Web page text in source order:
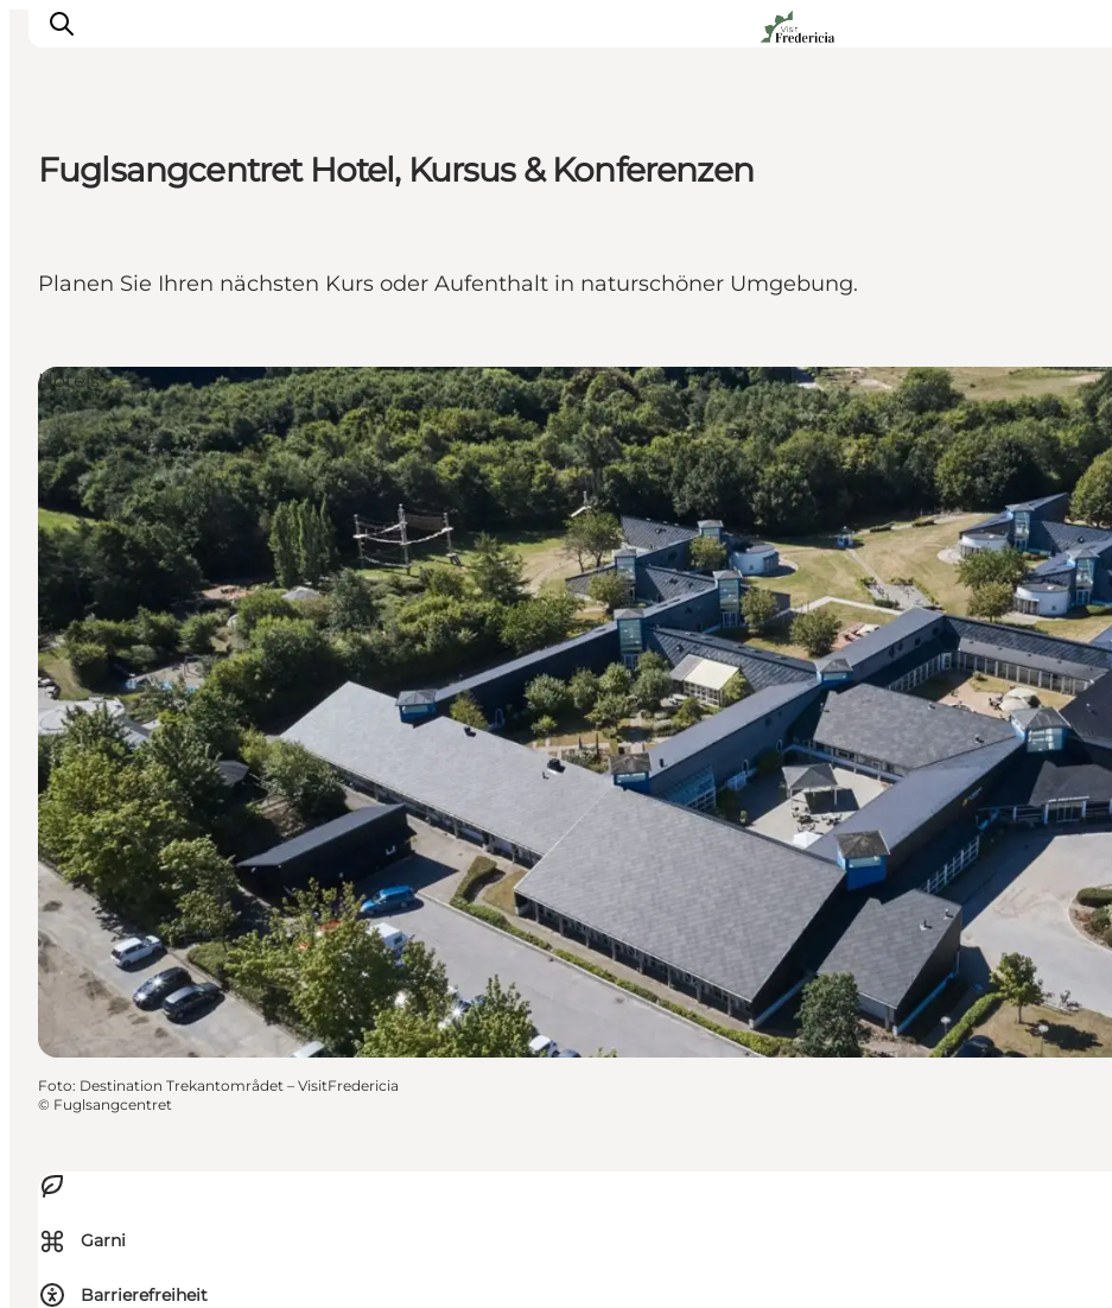
Restaurants
Book Führung
Fuglsangcentret Hotel, Kursus & Konferenzen
Planen Sie Ihren nächsten Kurs oder Aufenthalt in naturschöner Umgebung.
⌘ Garni
Barrierefreiheit
Hotels
Foto: Destination Trekantområdet – VisitFredericia
© Fuglsangcentret